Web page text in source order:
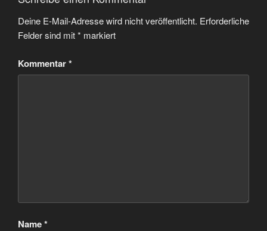
Deine E-Mail-Adresse wird nicht veröffentlicht. Erforderliche
Felder sind mit* markiert
Kommentar*
Name*